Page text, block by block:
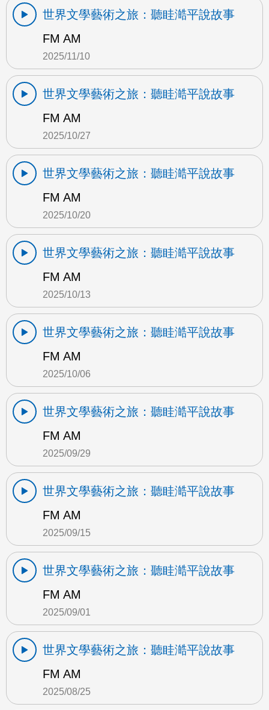
世界文學藝術之旅：聽眭澔平說故事
FM AM
2025/11/10
世界文學藝術之旅：聽眭澔平說故事
FM AM
2025/10/27
世界文學藝術之旅：聽眭澔平說故事
FM AM
2025/10/20
世界文學藝術之旅：聽眭澔平說故事
FM AM
2025/10/13
世界文學藝術之旅：聽眭澔平說故事
FM AM
2025/10/06
世界文學藝術之旅：聽眭澔平說故事
FM AM
2025/09/29
世界文學藝術之旅：聽眭澔平說故事
FM AM
2025/09/15
世界文學藝術之旅：聽眭澔平說故事
FM AM
2025/09/01
世界文學藝術之旅：聽眭澔平說故事
FM AM
2025/08/25